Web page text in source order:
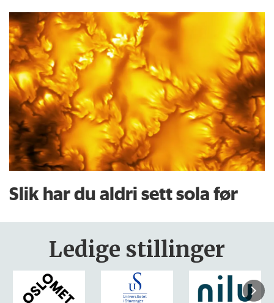
Slik har du aldri sett sola før
Ledige stillinger